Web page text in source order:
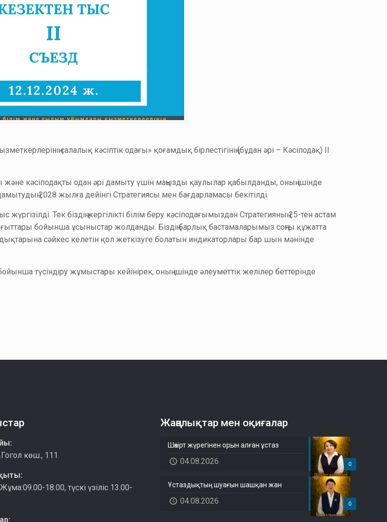
салалық кәсіптік одағы» қоғамдық бірлестігінің (бұдан әрі – Кәсіподақ) II
кәсіподақты одан әрі дамыту үшін маңызды қаулылар қабылданды, оның ішінде
2028 жылға дейінгі Стратегиясы мен бағдарламасы бекітілді.
Тек біздің жергілікті білім беру кәсіподағымыздан Стратегияның 25-тен астам
бойынша ұсыныстар жолданды. Біздің барлық бастамаларымыз соңғы құжатта
сәйкес келетін қол жеткізуге болатын индикаторлары бар шын мәнінде
түсіндіру жұмыстары кейінірек, оның ішінде әлеуметтік желілер беттерінде
көш., 111
18.00, түскі үзіліс 13.00-
Жаңалықтар мен оқиғалар
0
Шәкірт жүрегінен орын алған ұстаз
04.08.2026
0
Ұстаздықтың шуағын шашқан жан
04.08.2026